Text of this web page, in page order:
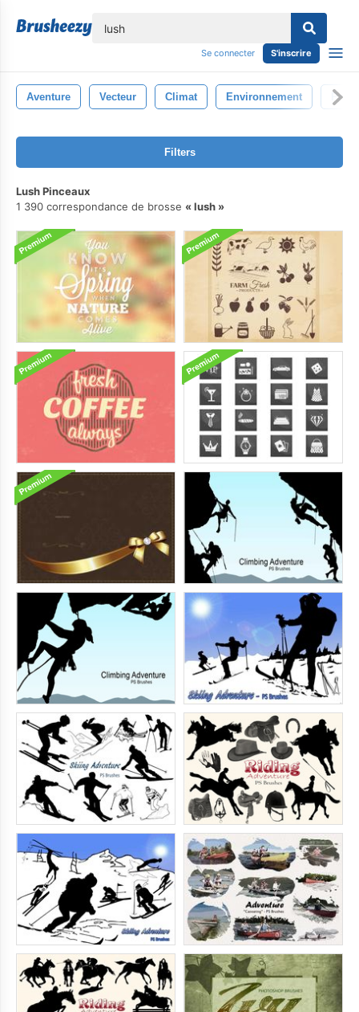
Se connecter S'inscrire
Aventure Vecteur Climat Environnement
Filters
Lush Pinceaux
1 390 correspondance de brosse
lush